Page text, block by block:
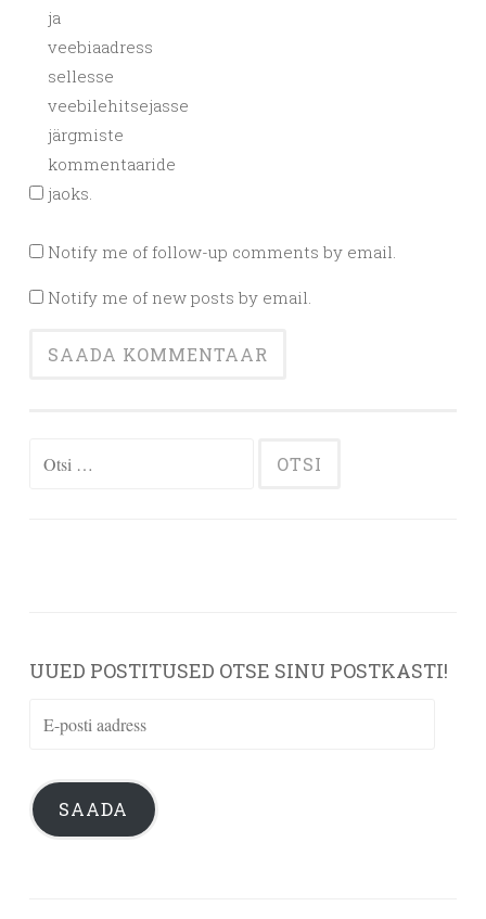
ja
veebiaadress
sellesse
veebilehitsejasse
järgmiste
kommentaaride
jaoks.
Notify me of follow-up comments by email.
Notify me of new posts by email.
Otsi:
UUED POSTITUSED OTSE SINU POSTKASTI!
E-
aadress
SAADA